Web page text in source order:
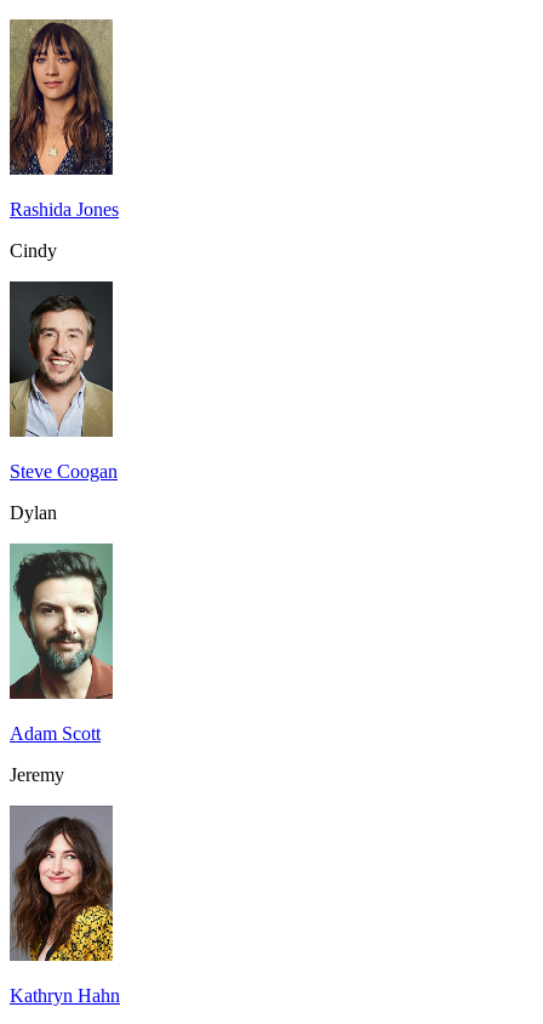
Rashida Jones
Cindy
Steve Coogan
Dylan
Adam Scott
Jeremy
Kathryn Hahn